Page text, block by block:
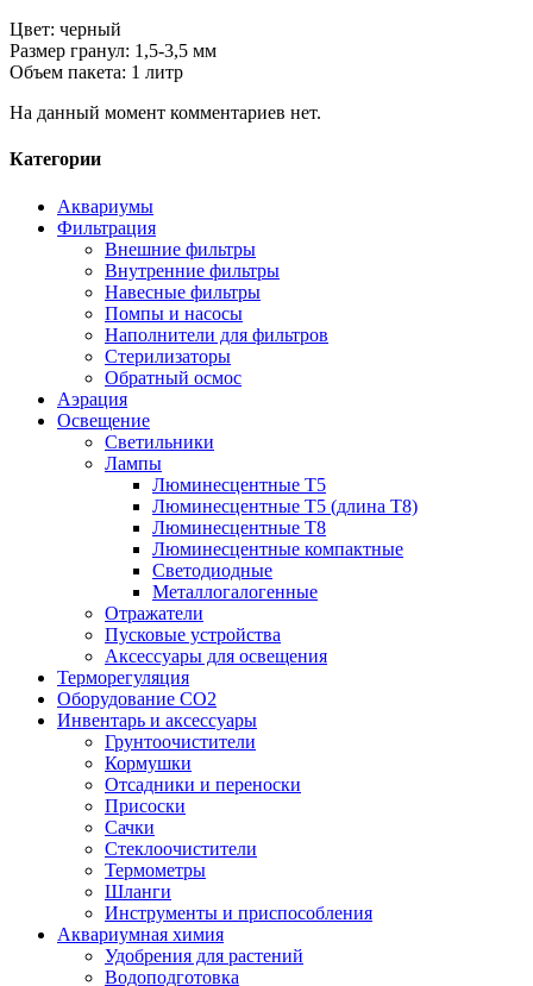
Цвет: черный
Размер гранул: 1,5-3,5 мм
Объем пакета: 1 литр
На данный момент комментариев нет.
Категории
Аквариумы
Фильтрация
Внешние фильтры
Внутренние фильтры
Навесные фильтры
Помпы и насосы
Наполнители для фильтров
Стерилизаторы
Обратный осмос
Аэрация
Освещение
Светильники
Лампы
Люминесцентные T5
Люминесцентные T5 (длина T8)
Люминесцентные T8
Люминесцентные компактные
Светодиодные
Металлогалогенные
Отражатели
Пусковые устройства
Аксессуары для освещения
Терморегуляция
Оборудование CO2
Инвентарь и аксессуары
Грунтоочистители
Кормушки
Отсадники и переноски
Присоски
Сачки
Стеклоочистители
Термометры
Шланги
Инструменты и приспособления
Аквариумная химия
Удобрения для растений
Водоподготовка